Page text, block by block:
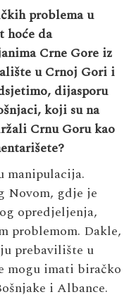
problema u
hoće da
Crne Gore iz
u Crnoj Gori i
dijasporu
koji su na
Crnu Goru kao
manipulacija.
Novom, gdje je
opredjeljenja,
problemom. Dakle,
prebavilište u
mogu imati biračko
i Albance.